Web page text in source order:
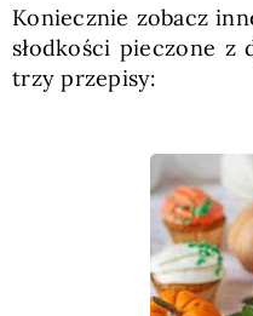
Koniecznie zobacz
słodkości pieczone z
trzy przepisy: